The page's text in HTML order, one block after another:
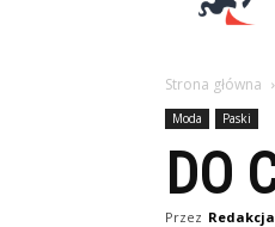
Strona główna
Moda Paski
DO
Przez Redakcja